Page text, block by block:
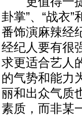
卦掌”、“战衣
番饰演麻辣经
经纪人要有很
求更适合艺人
的气势和能力
丽和出众气质
素质，而非某